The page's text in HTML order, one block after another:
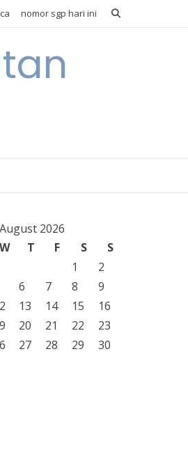
nomor sgp hari ini
August 2026
W T F S
S
1
2
6 7 8
9
13 14 15
16
20 21 22
23
27 28 29
30